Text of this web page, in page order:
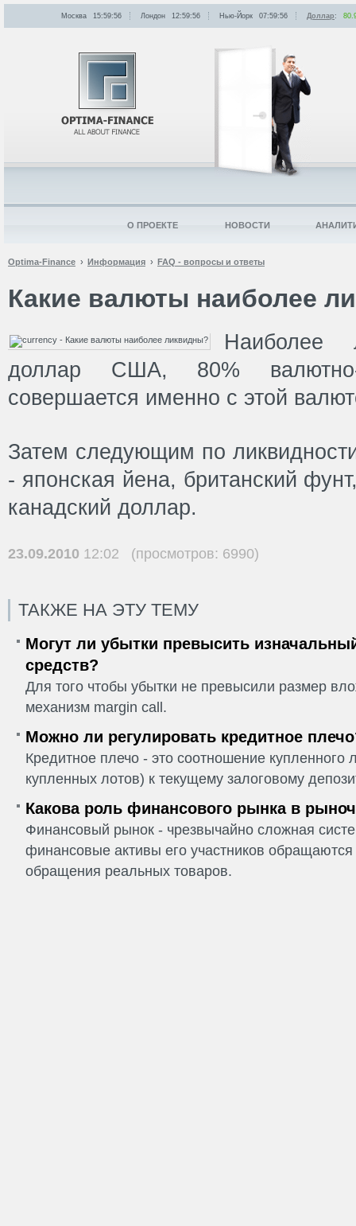
Optima-Finance Информация FAQ - вопросы и ответы
Какие валюты наиболее
Наиболее
доллар США, 80% валютно-
совершается именно с этой
Затем следующим по
- японская йена, британский
канадский доллар.
23.09.2010 12:02 (просмотров: 6990)
ТАКЖЕ НА ЭТУ ТЕМУ
Могут ли убытки превысить
средств?
Для того чтобы убытки не превысили размер
механизм margin call.
Можно ли регулировать кредитное
Кредитное плечо - это соотношение
купленных лотов) к текущему залоговому
Какова роль финансового рынка в
Финансовый рынок - чрезвычайно сложная
финансовые активы его участников
обращения реальных товаров.
Москва 15:59:56 Лондон 12:59:56 Нью-Йорк 07:59:56 Доллар:
О ПРОЕКТЕ НОВОСТИ